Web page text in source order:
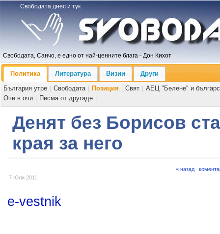
Свободата днес и тук
Свободата, Санчо, е едно от най-ценните блага - Дон Кихот
Политика Литература Визии
Други
България утре
Свободата Позиция Свят
АЕЦ "Белене" и
Очи в очи
Писма от другаде
Денят без Борисов
края за него
7 Юли 2011
« назад
e-vestnik